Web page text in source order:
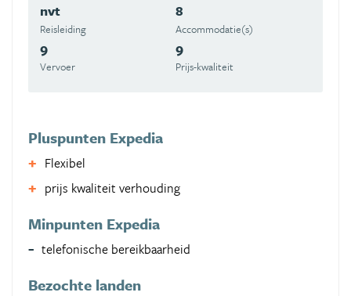
nvt
Reisleiding
8
Accommodatie(s)
9
Vervoer
9
Prijs-kwaliteit
Pluspunten Expedia
Flexibel
prijs kwaliteit verhouding
Minpunten Expedia
telefonische bereikbaarheid
Bezochte landen